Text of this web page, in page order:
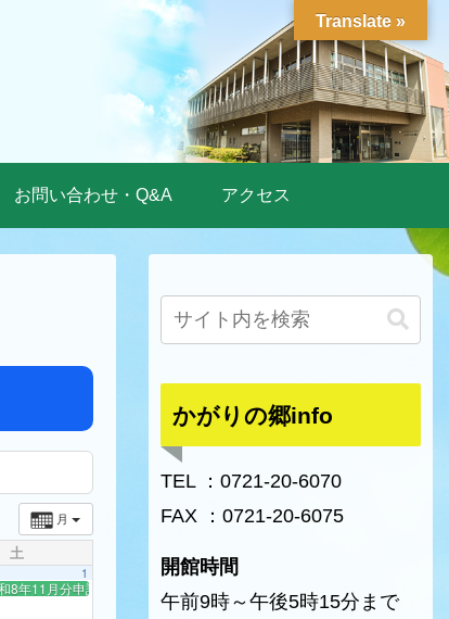
お問い合わせ・Q&A アクセス
月
土
1
年11月分申請開始
かがりの郷info
TEL ：0721-20-6070
FAX ：0721-20-6075
開館時間
午前9時～午後5時15分まで
Translate »